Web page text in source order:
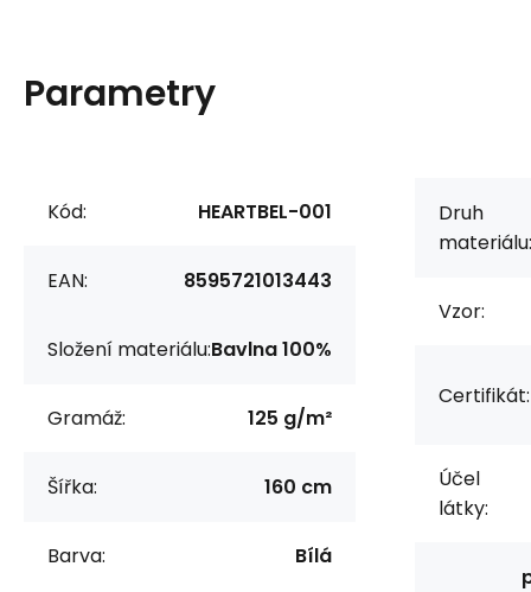
Parametry
Kód: HEARTBEL-001
EAN: 8595721013443
Složení materiálu:Bavlna 100%
Gramáž: 125 g/m²
Šířka: 160 cm
Barva: Bílá
Druh
materiálu:
Vzor:
Certifikát:
Účel
látky: